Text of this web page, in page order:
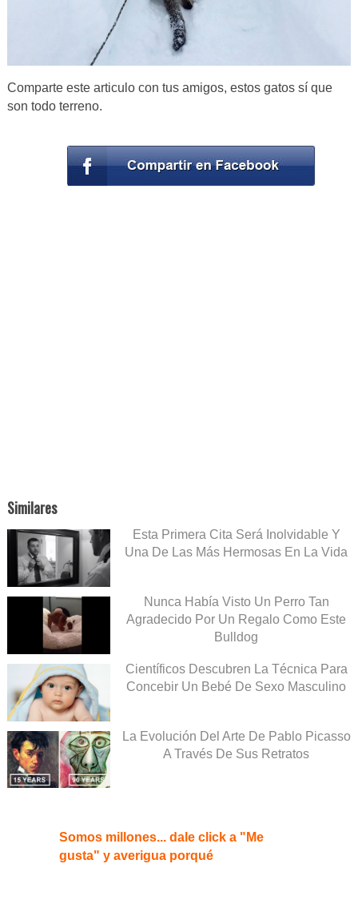
Comparte este articulo con tus amigos, estos gatos sí que
son todo terreno.
Similares
Esta Primera Cita Será Inolvidable Y
Una De Las Más Hermosas En La Vida
Nunca Había Visto Un Perro Tan
Agradecido Por Un Regalo Como Este
Bulldog
Científicos Descubren La Técnica Para
Concebir Un Bebé De Sexo Masculino
La Evolución Del Arte De Pablo Picasso
A Través De Sus Retratos
Somos millones... dale click a "Me
gusta" y averigua porqué